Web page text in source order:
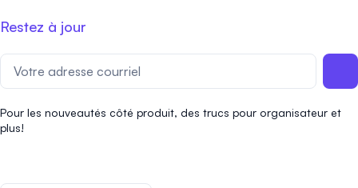
Restez à jour
Pour les nouveautés côté produit, des trucs pour organisateur et
plus!